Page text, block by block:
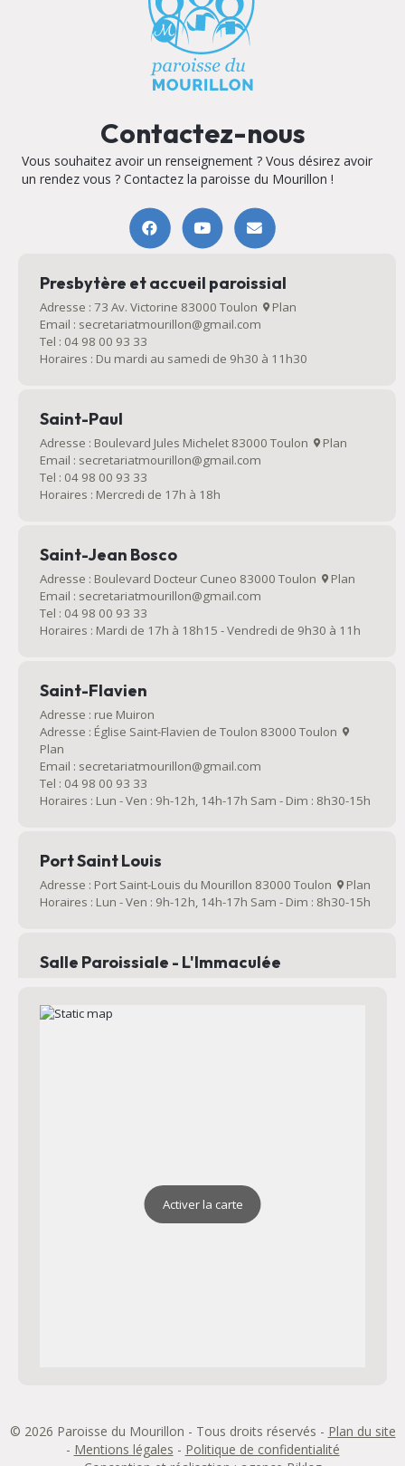
Contactez-nous
Vous souhaitez avoir un renseignement ? Vous désirez avoir
un rendez vous ? Contactez la paroisse du Mourillon !
Presbytère et accueil paroissial
Adresse : 73 Av. Victorine 83000 Toulon
Plan
Email : secretariatmourillon@gmail.com
Tel : 04 98 00 93 33
Horaires : Du mardi au samedi de 9h30 à 11h30
Saint-Paul
Adresse : Boulevard Jules Michelet 83000 Toulon
Plan
Email : secretariatmourillon@gmail.com
Tel : 04 98 00 93 33
Horaires : Mercredi de 17h à 18h
Saint-Jean Bosco
Adresse : Boulevard Docteur Cuneo 83000 Toulon
Plan
Email : secretariatmourillon@gmail.com
Tel : 04 98 00 93 33
Horaires : Mardi de 17h à 18h15 - Vendredi de 9h30 à 11h
Saint-Flavien
Adresse : rue Muiron
Adresse : Église Saint-Flavien de Toulon 83000 Toulon
Plan
Email : secretariatmourillon@gmail.com
Tel : 04 98 00 93 33
Horaires : Lun - Ven : 9h-12h, 14h-17h Sam - Dim : 8h30-15h
Port Saint Louis
Adresse : Port Saint-Louis du Mourillon 83000 Toulon
Plan
Horaires : Lun - Ven : 9h-12h, 14h-17h Sam - Dim : 8h30-15h
Salle Paroissiale - L'Immaculée
Adresse : Rue Jean Bart 83000 Toulon
Email : secretariatmourillon@gmail.com
Chapelle Sainte Mère Teresa
Activer la carte
© 2026 Paroisse du Mourillon - Tous droits réservés - Plan du site
- Mentions légales - Politique de confidentialité